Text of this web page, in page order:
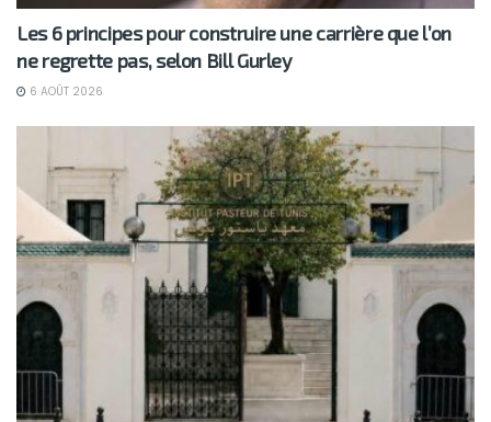
Les 6 principes pour construire une carrière que l’on
ne regrette pas, selon Bill Gurley
6 AOÛT 2026